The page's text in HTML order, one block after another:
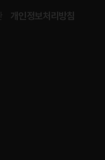
개인정보처리방침